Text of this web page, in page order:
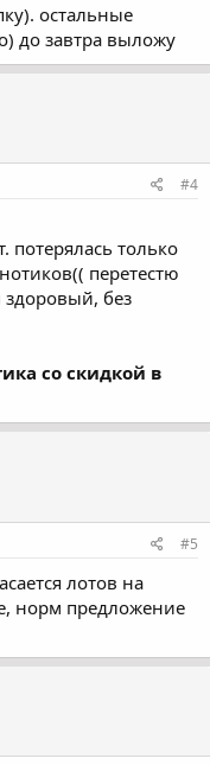
остальные
до завтра выложу
#4
потерялась только
перетестю
без
со скидкой в
#5
лотов на
норм предложение